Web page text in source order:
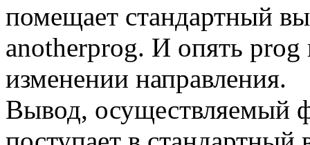
помещает стандартный
anotherprog. И опять prog
изменении направления.
Вывод, осуществляемый